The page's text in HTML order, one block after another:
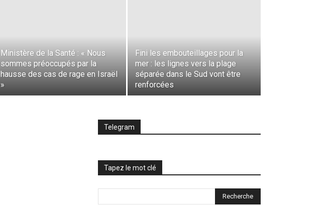
Ministère de la Santé : « Nous
sommes préoccupés par la
hausse des cas de rage en Israël
»
Fini les embouteillages pour la
mer : les lignes vers la plage
séparée dans le Sud vont être
renforcées
Telegram
Tapez le mot clé